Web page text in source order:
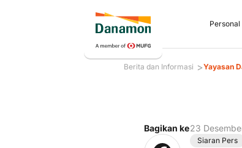
Personal
Berita dan Informasi >Yayasan
Bagikan ke23
Siaran Pers